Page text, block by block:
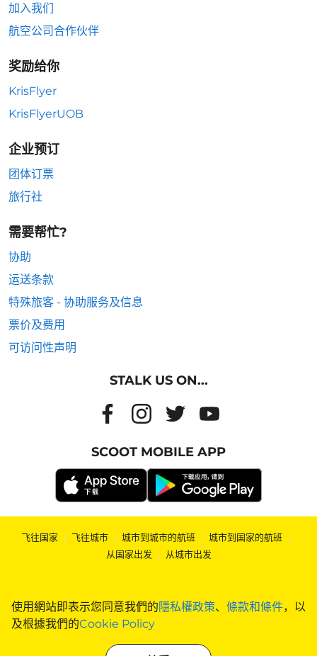
使用網站即表示您同意我們的隱私權政策、 條款和條件，以
及根據我們的Cookie Policy
加入我们
航空公司合作伙伴
奖励给你
KrisFlyer
KrisFlyerUOB
企业预订
团体订票
旅行社
需要帮忙?
协助
运送条款
特殊旅客 - 协助服务及信息
票价及费用
可访问性声明
STALK US ON...
SCOOT MOBILE APP
飞往国家 | 飞往城市 | 城市到城市的航班 | 城市到国家的航班 |
从国家出发 | 从城市出发